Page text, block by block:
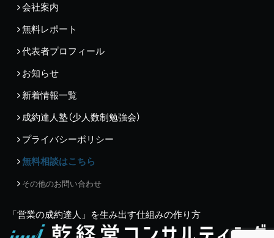
会社案内
無料レポート
代表者プロフィール
お知らせ
新着情報一覧
成約達人塾（少人数制勉強会）
プライバシーポリシー
無料相談はこちら
その他のお問い合わせ
「営業の成約達人」を生み出す仕組みの作り方